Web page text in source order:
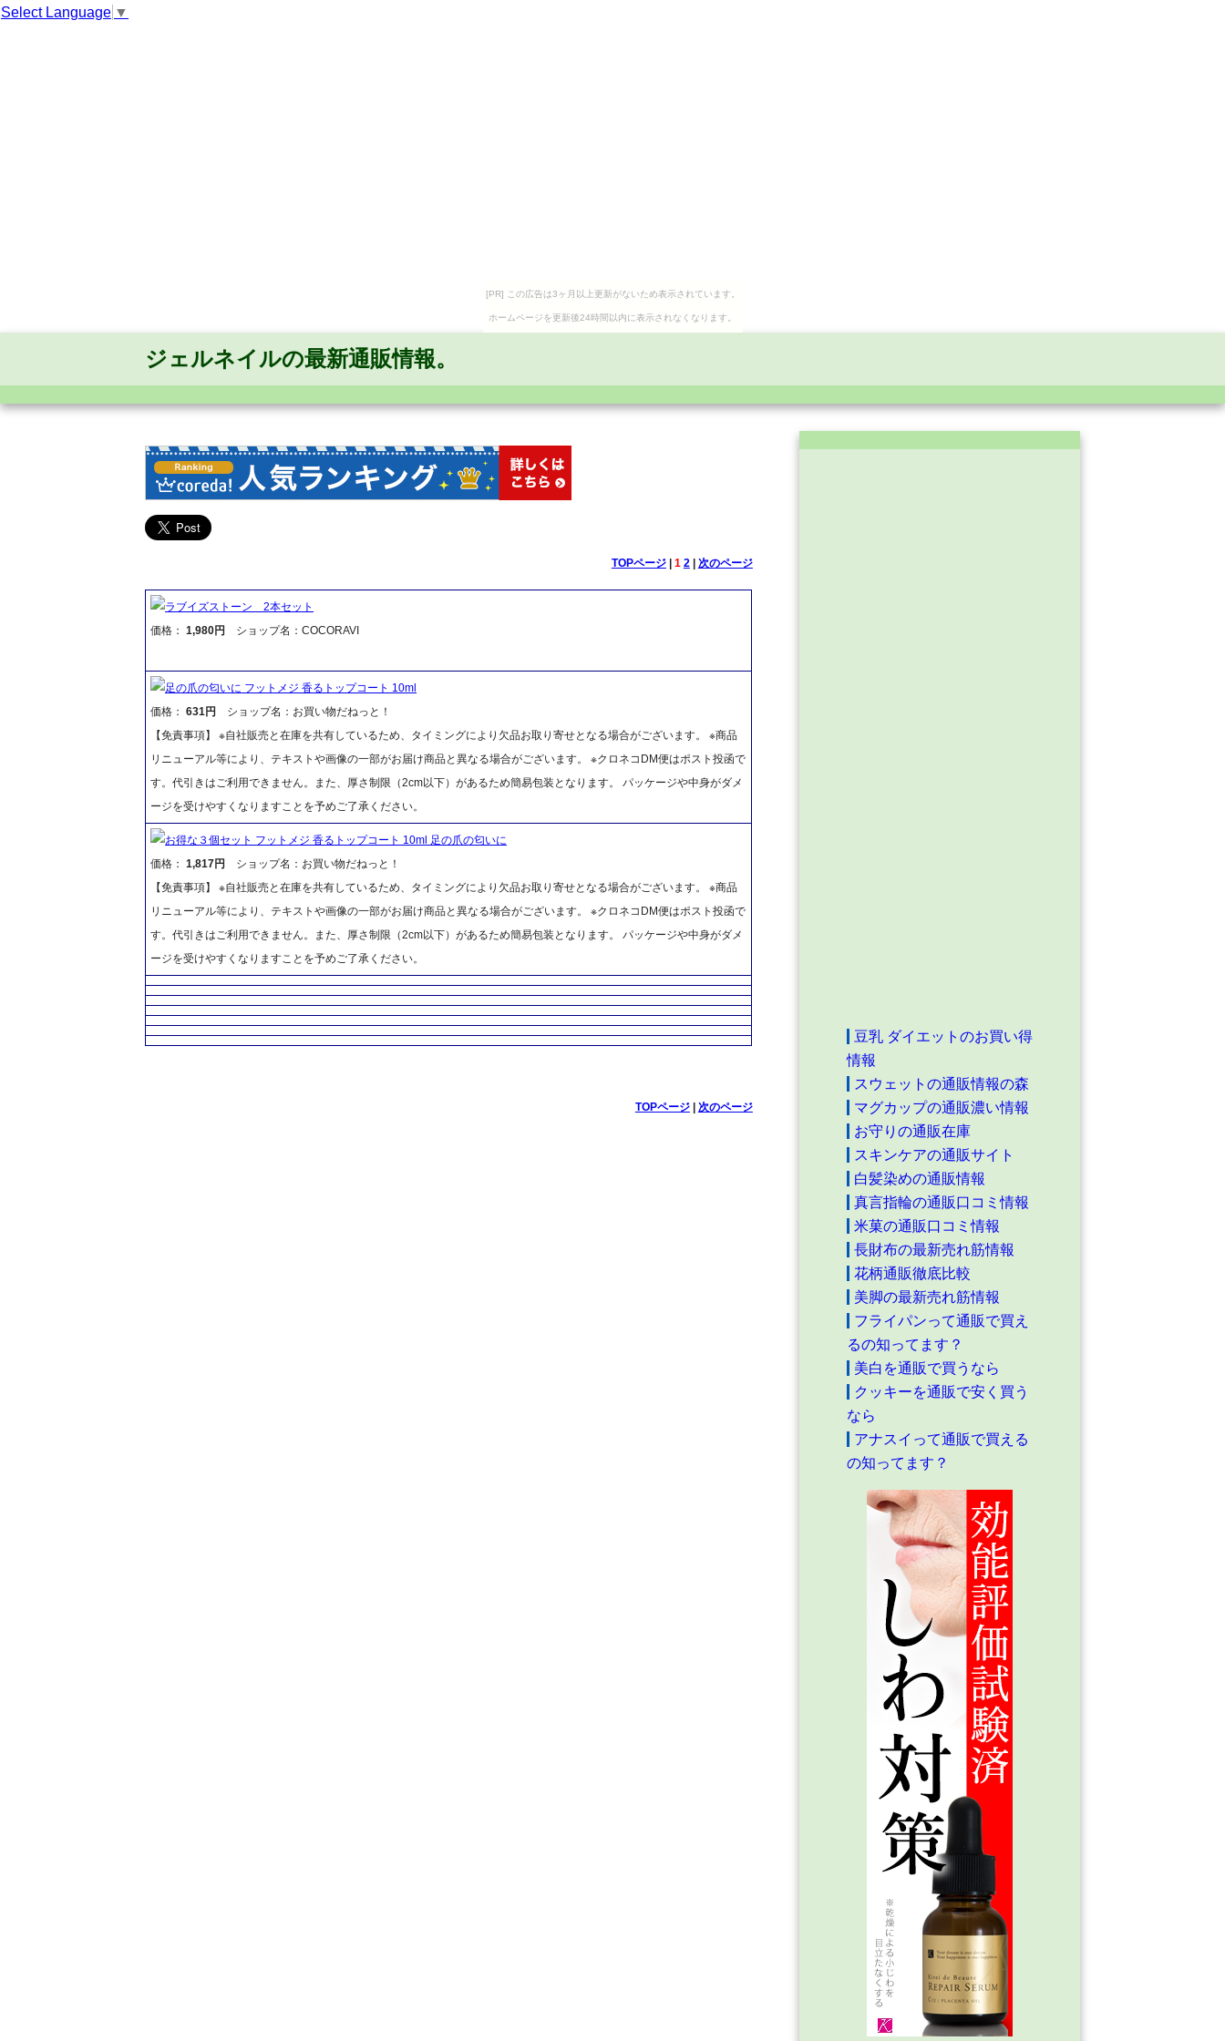
Select Language ▼
[PR] この広告は3ヶ月以上更新がないため表示されています。
ホームページを更新後24時間以内に表示されなくなります。
ジェルネイルの最新通販情報。
TOPページ| 1 2| 次のページ
ラブイズストーン 2本セット
価格： 1,980円 ショップ名：COCORAVI
足の爪の匂いに フットメジ 香るトップコート 10ml
価格： 631円
ショップ名：お買い物だねっと！
【免責事項】 ※自社販売と在庫を共有しているため、タイミングにより欠品お取り寄せとなる場合がございます。 ※商品
リニューアル等により、テキストや画像の一部がお届け商品と異なる場合がございます。 ※クロネコDM便はポスト投函で
す。代引きはご利用できません。また、厚さ制限（2cm以下）があるため簡易包装となります。 パッケージや中身がダメ
ージを受けやすくなりますことを予めご了承ください。
お得な３個セット フットメジ 香るトップコート 10ml 足の爪の匂いに
価格： 1,817円
ショップ名：お買い物だねっと！
【免責事項】 ※自社販売と在庫を共有しているため、タイミングにより欠品お取り寄せとなる場合がございます。 ※商品
リニューアル等により、テキストや画像の一部がお届け商品と異なる場合がございます。 ※クロネコDM便はポスト投函で
す。代引きはご利用できません。また、厚さ制限（2cm以下）があるため簡易包装となります。 パッケージや中身がダメ
ージを受けやすくなりますことを予めご了承ください。
TOPページ| 次のページ
豆乳 ダイエットのお買い得
情報
スウェットの通販情報の森
マグカップの通販濃い情報
お守りの通販在庫
スキンケアの通販サイト
白髪染めの通販情報
真言指輪の通販口コミ情報
米菓の通販口コミ情報
長財布の最新売れ筋情報
花柄通販徹底比較
美脚の最新売れ筋情報
フライパンって通販で買え
るの知ってます？
美白を通販で買うなら
クッキーを通販で安く買う
なら
アナスイって通販で買える
の知ってます？